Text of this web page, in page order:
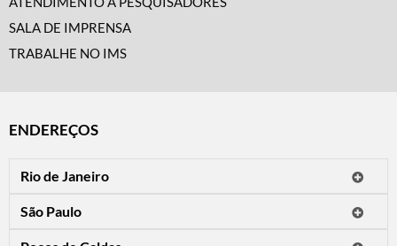
SALA DE IMPRENSA
TRABALHE NO IMS
ENDEREÇOS
Rio de Janeiro
Horário de visitação: a programação do IMS no Rio de Janeiro será
apresentada em instituições culturais parceiras.
São Paulo